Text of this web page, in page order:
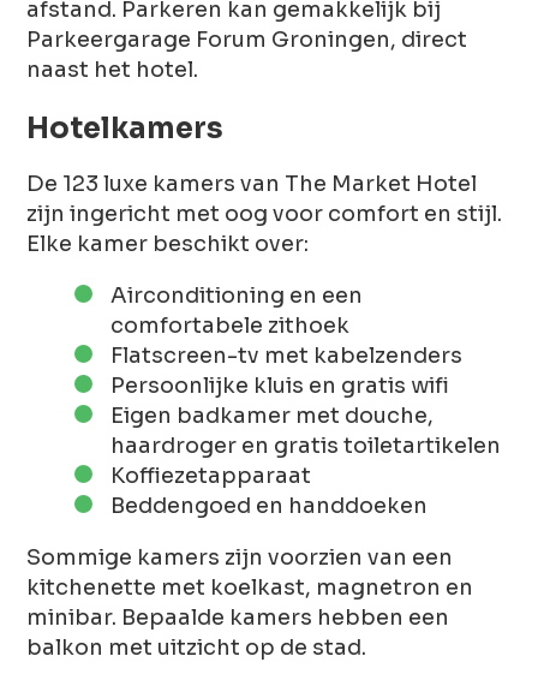
afstand. Parkeren kan gemakkelijk bij
Parkeergarage Forum Groningen, direct
naast het hotel.
Hotelkamers
De 123 luxe kamers van The Market Hotel
zijn ingericht met oog voor comfort en stijl.
Elke kamer beschikt over:
Airconditioning en een
comfortabele zithoek
Flatscreen-tv met kabelzenders
Persoonlijke kluis en gratis wifi
Eigen badkamer met douche,
haardroger en gratis toiletartikelen
Koffiezetapparaat
Beddengoed en handdoeken
Sommige kamers zijn voorzien van een
kitchenette met koelkast, magnetron en
minibar. Bepaalde kamers hebben een
balkon met uitzicht op de stad.